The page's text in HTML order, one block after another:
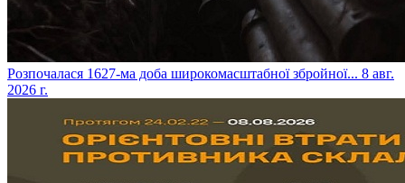
​Розпочалася 1627-ма доба широкомасштабної збройної... 8 авг.
2026 г.